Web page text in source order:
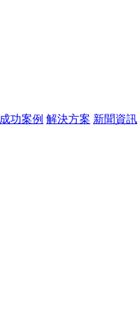
成功案例 解決方案 新聞資訊